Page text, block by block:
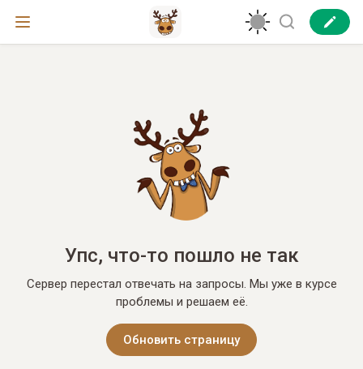
Упс, что-то пошло не так
Сервер перестал отвечать на запросы. Мы уже в курсе
проблемы и решаем её.
Обновить страницу